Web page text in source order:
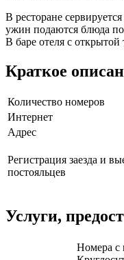
В ресторане
ужин подаются блюда
В баре отеля с открытой
Краткое
Количество номеров
Интернет
Адрес
Регистрация заезда и
постояльцев
Услуги,
Номера с